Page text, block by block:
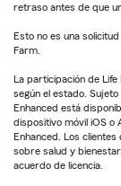
retraso antes de que
Esto no es una
Farm.
La participación de
según el estado.
Enhanced está
dispositivo móvil iOS o
Enhanced. Los
sobre salud y
acuerdo de licencia.